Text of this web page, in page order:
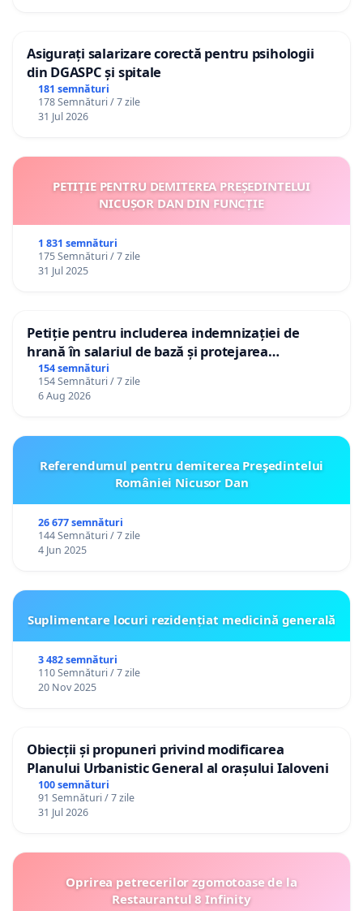
Asigurați salarizare corectă pentru psihologii
din DGASPC și spitale
181 semnături
178 Semnături / 7 zile
31 Jul 2026
PETIȚIE PENTRU DEMITEREA PREȘEDINTELUI
NICUȘOR DAN DIN FUNCȚIE
1 831 semnături
175 Semnături / 7 zile
31 Jul 2025
Petiție pentru includerea indemnizației de
hrană în salariul de bază și protejarea
gradațiilor de vechime pentru asistenții
personali
154 semnături
154 Semnături / 7 zile
6 Aug 2026
Referendumul pentru demiterea Preşedintelui
României Nicusor Dan
26 677 semnături
144 Semnături / 7 zile
4 Jun 2025
Suplimentare locuri rezidențiat medicină generală
3 482 semnături
110 Semnături / 7 zile
20 Nov 2025
Obiecții și propuneri privind modificarea
Planului Urbanistic General al orașului Ialoveni
100 semnături
91 Semnături / 7 zile
31 Jul 2026
Oprirea petrecerilor zgomotoase de la
Restaurantul 8 Infinity